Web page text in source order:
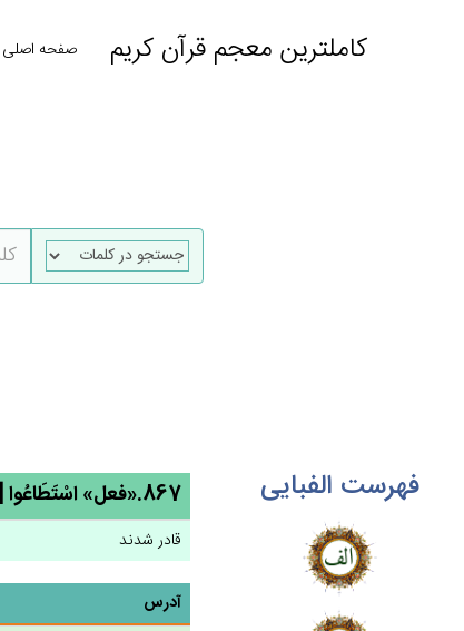
کاملترین معجم قرآن کریم صفحه اصلی
فهرست الفبایی 867.«فعل» اسْتَطَاعُوا [4] ← طوع
قادر شدند
آدرس